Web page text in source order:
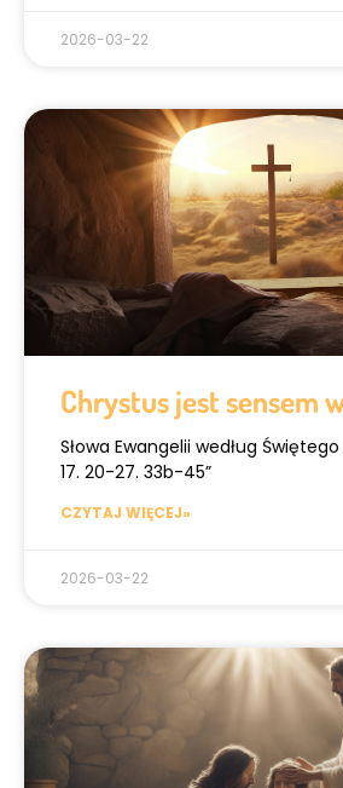
2026-03-22
Chrystus jest sensem
Słowa Ewangelii według Świętego
17. 20-27. 33b-45”
CZYTAJ WIĘCEJ»
2026-03-22